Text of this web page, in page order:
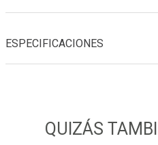
ESPECIFICACIONES
QUIZÁS